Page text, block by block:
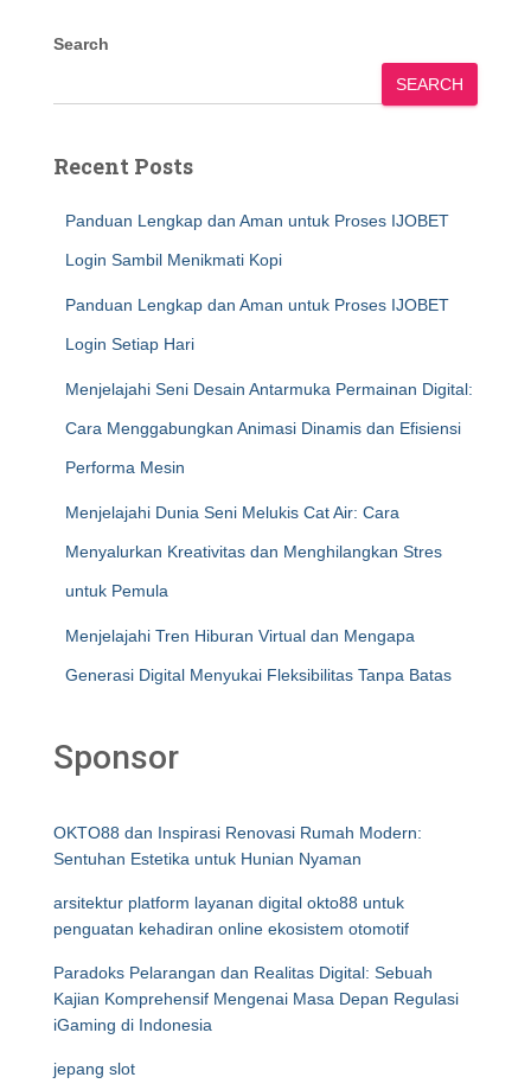
Search
SEARCH
Recent Posts
Panduan Lengkap dan Aman untuk Proses IJOBET
Login Sambil Menikmati Kopi
Panduan Lengkap dan Aman untuk Proses IJOBET
Login Setiap Hari
Menjelajahi Seni Desain Antarmuka Permainan Digital:
Cara Menggabungkan Animasi Dinamis dan Efisiensi
Performa Mesin
Menjelajahi Dunia Seni Melukis Cat Air: Cara
Menyalurkan Kreativitas dan Menghilangkan Stres
untuk Pemula
Menjelajahi Tren Hiburan Virtual dan Mengapa
Generasi Digital Menyukai Fleksibilitas Tanpa Batas
Sponsor
OKTO88 dan Inspirasi Renovasi Rumah Modern:
Sentuhan Estetika untuk Hunian Nyaman
arsitektur platform layanan digital okto88 untuk
penguatan kehadiran online ekosistem otomotif
Paradoks Pelarangan dan Realitas Digital: Sebuah
Kajian Komprehensif Mengenai Masa Depan Regulasi
iGaming di Indonesia
jepang slot